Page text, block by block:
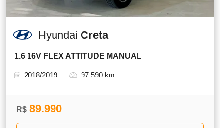
Hyundai Creta
1.6 16V FLEX ATTITUDE MANUAL
2018/2019 97.590 km
R$ 89.990